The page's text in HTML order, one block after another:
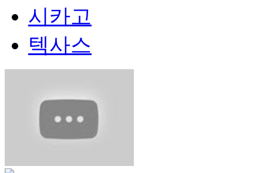
시카고
텍사스